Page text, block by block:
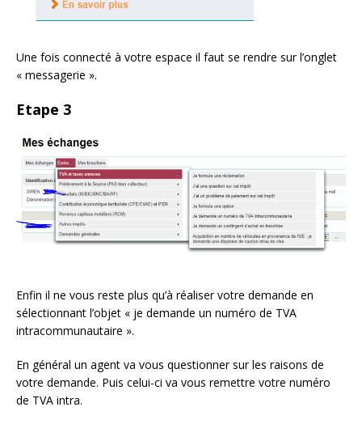
Une fois connecté à votre espace il faut se rendre sur l’onglet
« messagerie ».
Etape 3
Enfin il ne vous reste plus qu’à réaliser votre demande en
sélectionnant l’objet « je demande un numéro de TVA
intracommunautaire ».
En général un agent va vous questionner sur les raisons de
votre demande. Puis celui-ci va vous remettre votre numéro
de TVA intra.